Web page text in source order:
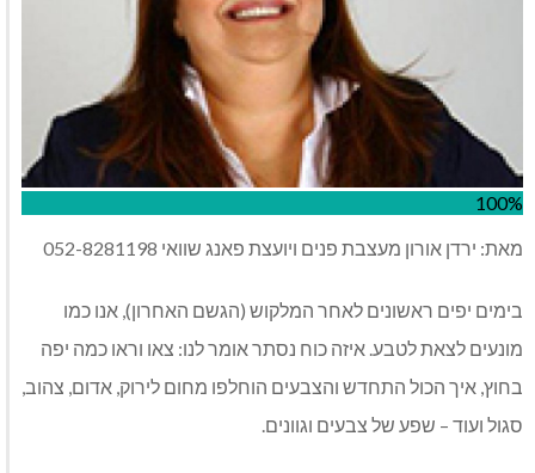
100%
מאת: ירדן אורון מעצבת פנים ויועצת פאנג שוואי 052-8281198
בימים יפים ראשונים לאחר המלקוש (הגשם האחרון), אנו כמו
מונעים לצאת לטבע. איזה כוח נסתר אומר לנו: צאו וראו כמה יפה
בחוץ, איך הכול התחדש והצבעים הוחלפו מחום לירוק, אדום, צהוב,
סגול ועוד – שפע של צבעים וגוונים.